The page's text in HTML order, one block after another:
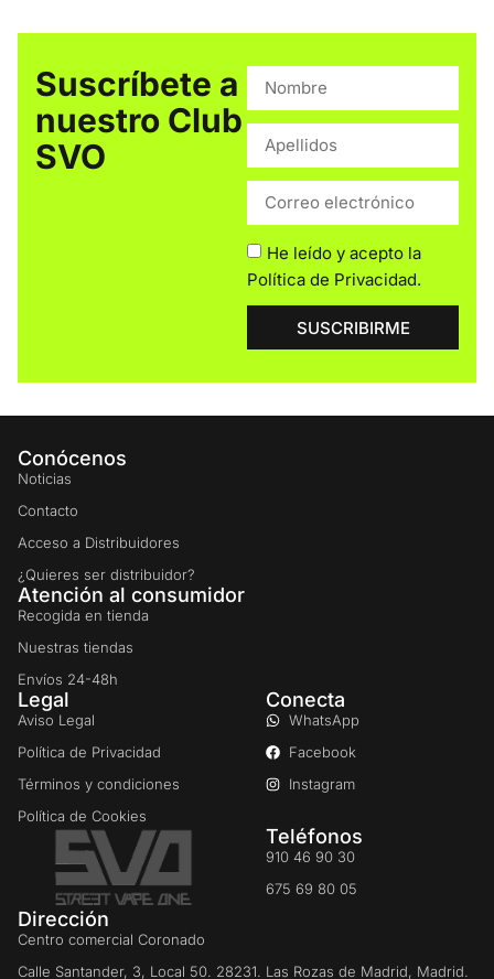
Suscríbete a
nuestro Club
SVO
He leído y acepto la
Política de Privacidad.
SUSCRIBIRME
Conócenos
Noticias
Contacto
Acceso a Distribuidores
¿Quieres ser distribuidor?
Atención al consumidor
Recogida en tienda
Nuestras tiendas
Envíos 24-48h
Legal
Aviso Legal
Política de Privacidad
Términos y condiciones
Política de Cookies
Conecta
WhatsApp
Facebook
Instagram
Teléfonos
910 46 90 30
675 69 80 05
Dirección
Centro comercial Coronado
Calle Santander, 3, Local 50. 28231. Las Rozas de Madrid, Madrid.